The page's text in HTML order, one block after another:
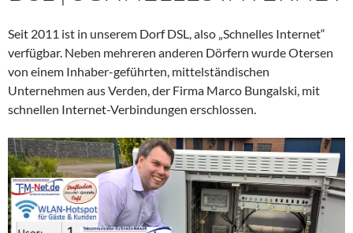
Seit 2011 ist in unserem Dorf DSL, also „Schnelles Internet“
verfügbar. Neben mehreren anderen Dörfern wurde Otersen
von einem Inhaber-geführten, mittelständischen
Unternehmen aus Verden, der Firma Marco Bungalski, mit
schnellen Internet-Verbindungen erschlossen.